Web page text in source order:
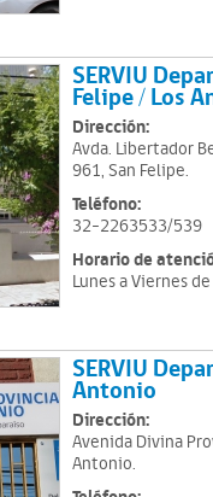
SERVIU
Felipe / Los
Dirección:
Avda. Libertador
961, San Felipe.
Teléfono:
32-2263533/539
Horario de
Lunes a Viernes
SERVIU
Antonio
Dirección:
Avenida Divina
Antonio.